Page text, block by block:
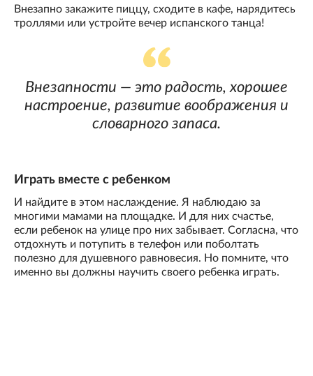
Внезапно закажите пиццу, сходите в кафе, нарядитесь
троллями или устройте вечер испанского танца!
Внезапности — это радость, хорошее
настроение, развитие воображения и
словарного запаса.
Играть вместе с ребенком
И найдите в этом наслаждение. Я наблюдаю за
многими мамами на площадке. И для них счастье,
если ребенок на улице про них забывает. Согласна, что
отдохнуть и потупить в телефон или поболтать
полезно для душевного равновесия. Но помните, что
именно вы должны научить своего ребенка играть.